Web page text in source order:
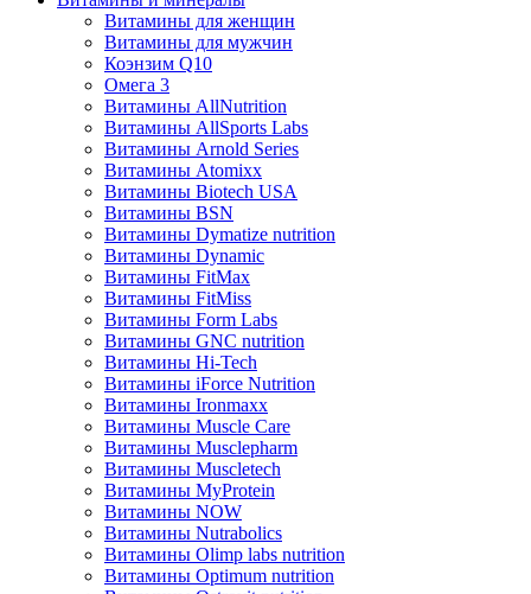
Витамины для женщин
Витамины для мужчин
Коэнзим Q10
Омега 3
Витамины AllNutrition
Витамины AllSports Labs
Витамины Arnold Series
Витамины Atomixx
Витамины Biotech USA
Витамины BSN
Витамины Dymatize nutrition
Витамины Dynamic
Витамины FitMax
Витамины FitMiss
Витамины Form Labs
Витамины GNC nutrition
Витамины Hi-Tech
Витамины iForce Nutrition
Витамины Ironmaxx
Витамины Muscle Care
Витамины Musclepharm
Витамины Muscletech
Витамины MyProtein
Витамины NOW
Витамины Nutrabolics
Витамины Olimp labs nutrition
Витамины Optimum nutrition